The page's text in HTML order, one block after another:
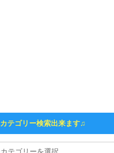
カテゴリー検索出来ます♫